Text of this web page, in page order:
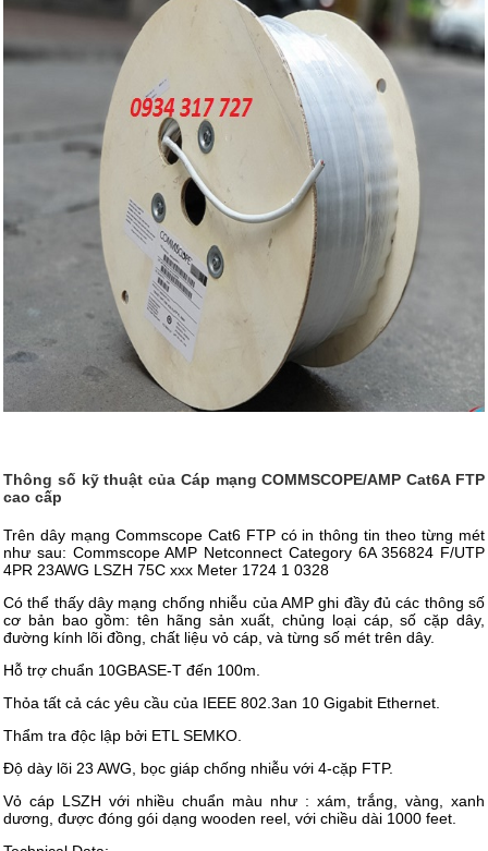
Thông số kỹ thuật của Cáp mạng COMMSCOPE/AMP Cat6A FTP
cao cấp
Trên dây mạng Commscope Cat6 FTP có in thông tin theo từng mét
như sau: Commscope AMP Netconnect Category 6A 356824 F/UTP
4PR 23AWG LSZH 75C xxx Meter 1724 1 0328
Có thể thấy dây mạng chống nhiễu của AMP ghi đầy đủ các thông số
cơ bản bao gồm: tên hãng sản xuất, chủng loại cáp, số cặp dây,
đường kính lõi đồng, chất liệu vỏ cáp, và từng số mét trên dây.
Hỗ trợ chuẩn 10GBASE-T đến 100m.
Thỏa tất cả các yêu cầu của IEEE 802.3an 10 Gigabit Ethernet.
Thẩm tra độc lập bởi ETL SEMKO.
Độ dày lõi 23 AWG, bọc giáp chống nhiễu với 4-cặp FTP.
Vỏ cáp LSZH với nhiều chuẩn màu như : xám, trắng, vàng, xanh
dương, được đóng gói dạng wooden reel, với chiều dài 1000 feet.